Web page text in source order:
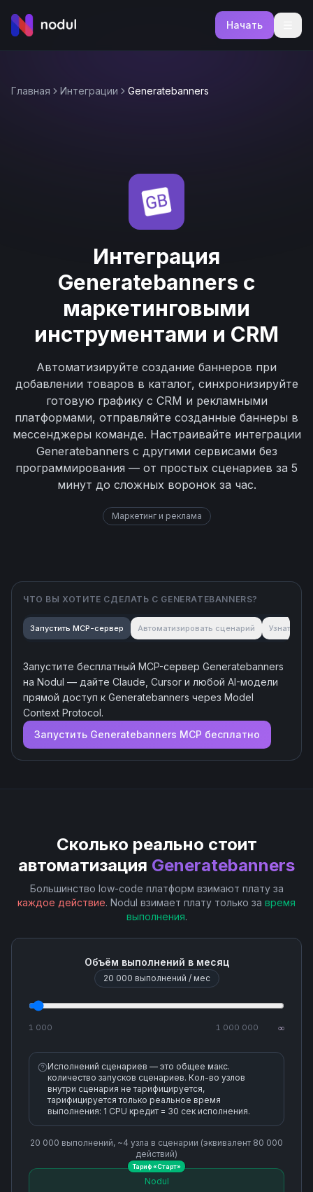
Начать
Главная Интеграции Generatebanners
Интеграция
Generatebanners с
маркетинговыми
инструментами и CRM
Автоматизируйте создание баннеров при
добавлении товаров в каталог, синхронизируйте
готовую графику с CRM и рекламными
платформами, отправляйте созданные баннеры в
мессенджеры команде. Настраивайте интеграции
Generatebanners с другими сервисами без
программирования — от простых сценариев за 5
минут до сложных воронок за час.
Маркетинг и реклама
ЧТО ВЫ ХОТИТЕ СДЕЛАТЬ С GENERATEBANNERS?
Запустить MCP-сервер Автоматизировать сценарий Узнать об
Запустите бесплатный MCP-сервер Generatebanners
на Nodul — дайте Claude, Cursor и любой AI-модели
прямой доступ к Generatebanners через Model
Context Protocol.
Запустить Generatebanners MCP бесплатно
Сколько реально стоит
автоматизация Generatebanners
Большинство low-code платформ взимают плату за
каждое действие. Nodul взимает плату только за время
выполнения.
Объём выполнений в месяц
20 000 выполнений / мес
1 000 1 000 000 ∞
Исполнений сценариев — это общее макс.
количество запусков сценариев. Кол-во узлов
внутри сценария не тарифицируется,
тарифицируется только реальное время
выполнения: 1 CPU кредит = 30 сек исполнения.
20 000 выполнений, ~4 узла в сценарии (эквивалент 80 000
действий)
Nodul
Тариф «Старт»